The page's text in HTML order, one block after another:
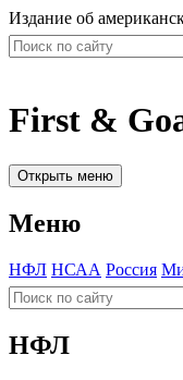
Издание об
First &
Открыть меню
Меню
НФЛ НСАА Россия
НФЛ